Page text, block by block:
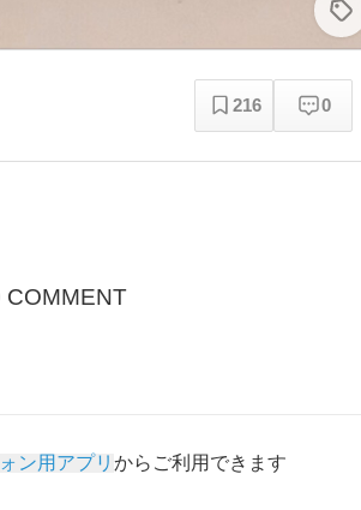
216 0
COMMENT
ン用アプリ からご利用できます